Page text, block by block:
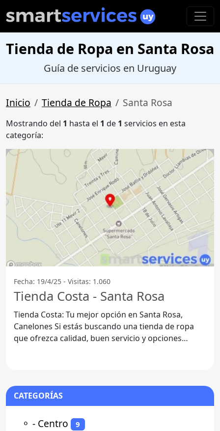
Tienda de Ropa en Santa Rosa
Guía de servicios en Uruguay
Inicio Tienda de Ropa Santa Rosa
Mostrando del 1 hasta el 1 de 1 servicios en esta
categoría:
Fecha: 19/4/25 - Visitas: 1.060
Tienda Costa - Santa Rosa
Tienda Costa: Tu mejor opción en Santa Rosa,
Canelones Si estás buscando una tienda de ropa
que ofrezca calidad, buen servicio y opciones
CATEGORÍAS
⚬ - Centro 9